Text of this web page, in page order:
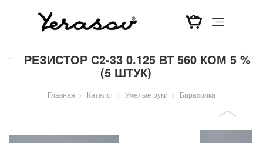
РЕЗИСТОР С2-33 0,125 ВТ 560 КОМ 5 %
(5 ШТУК)
Главная Каталог Умелые руки Барахолка